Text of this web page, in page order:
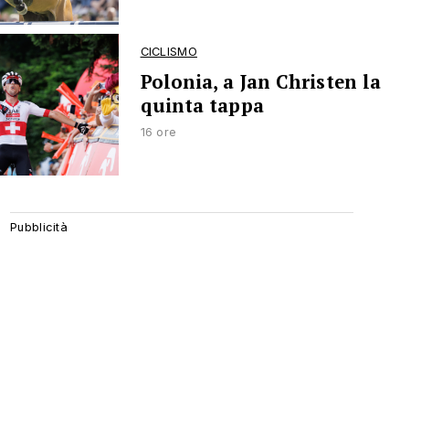
CICLISMO
Polonia, a Jan Christen la
quinta tappa
16 ore